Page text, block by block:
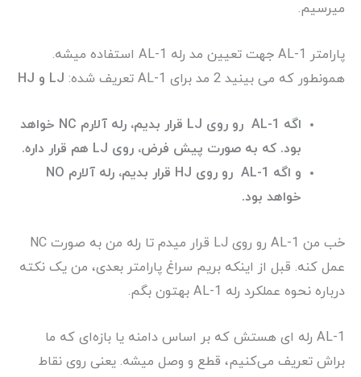
میرسیم.
پارامتر AL-1 جهت تعیین مد رله AL-1 استفاده میشه.
همونطور که می بینید 2 مد برای AL-1 تعریف شده:
LJ و HJ
اگه AL-1 رو روی LJ قرار بدیم، رله آلارم NC خواهد
بود. که به صورت پیش فرض، روی LJ هم قرار داره.
و اگه AL-1 رو روی HJ قرار بدیم، رله آلارم NO
خواهد بود.
خب من AL-1 رو روی LJ قرار میدم تا رله من به صورت NC
عمل کنه. قبل از اینکه بریم سراغ پارامتر بعدی، من یک نکته
درباره نحوه عملکرد رله AL-1 بهتون بگم.
AL-1 رله ای هستش که بر اساس دامنه‌ یا بازه‌ای که ما
براش تعریف می‌کنیم، قطع و وصل میشه. یعنی روی نقاط